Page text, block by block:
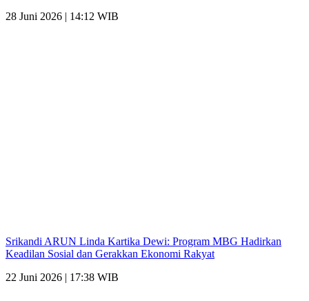
28 Juni 2026 | 14:12 WIB
Srikandi ARUN Linda Kartika Dewi: Program MBG Hadirkan
Keadilan Sosial dan Gerakkan Ekonomi Rakyat
22 Juni 2026 | 17:38 WIB